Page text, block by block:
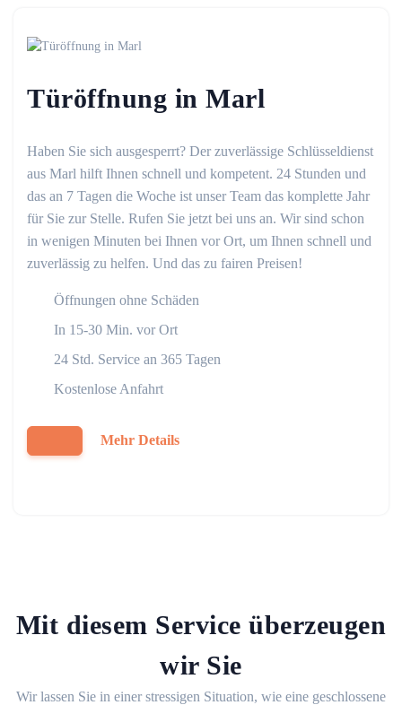
Türöffnung in Marl
Haben Sie sich ausgesperrt? Der zuverlässige Schlüsseldienst
aus Marl hilft Ihnen schnell und kompetent. 24 Stunden und
das an 7 Tagen die Woche ist unser Team das komplette Jahr
für Sie zur Stelle. Rufen Sie jetzt bei uns an. Wir sind schon
in wenigen Minuten bei Ihnen vor Ort, um Ihnen schnell und
zuverlässig zu helfen. Und das zu fairen Preisen!
Öffnungen ohne Schäden
In 15-30 Min. vor Ort
24 Std. Service an 365 Tagen
Kostenlose Anfahrt
Mehr Details
Mit diesem Service überzeugen
wir Sie
Wir lassen Sie in einer stressigen Situation, wie eine geschlossene